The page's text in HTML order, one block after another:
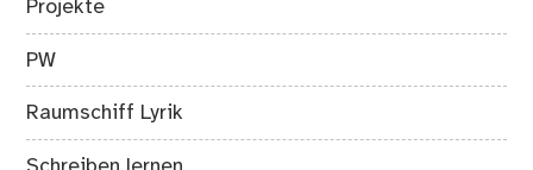
Projekte
PW
Raumschiff Lyrik